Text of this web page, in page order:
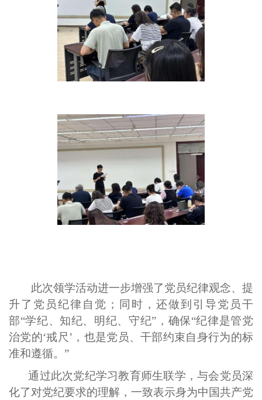
此次领学活动进一步增强了党员纪律观念、提
升了党员纪律自觉；同时，还做到引导党员干
部“学纪、知纪、明纪、守纪”，确保“纪律是管党
治党的‘戒尺’ ，也是党员、干部约束自身行为的标
准和遵循。 ”
通过此次党纪学习教育师生联学 ，与会党员深
化了对党纪要求的理解，一致表示身为中 国共产党